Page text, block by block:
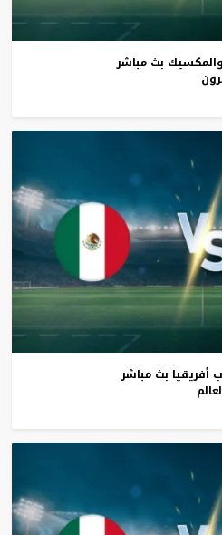
والمكسيك بث مباشر
أفريقيا بث مباشر